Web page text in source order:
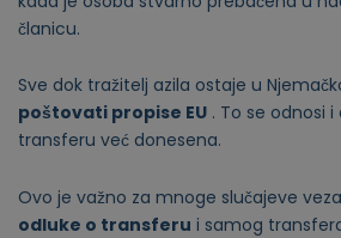
članicu.
Sve dok tražitelj azila ostaje u
poštovati propise EU . To se odnosi
transferu već donesena.
Ovo je važno za mnoge slučajeve
odluke o transferu i samog